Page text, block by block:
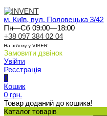
м. Київ, вул. Половецька 3/42
Пн—Сб 09:00—18:00
+38 097 384 02 04
На зв'язку у VIBER
Замовити дзвінок
Увійти
Реєстрація
0
Кошик
0 грн.
Товар доданий до кошика!
Каталог товарів